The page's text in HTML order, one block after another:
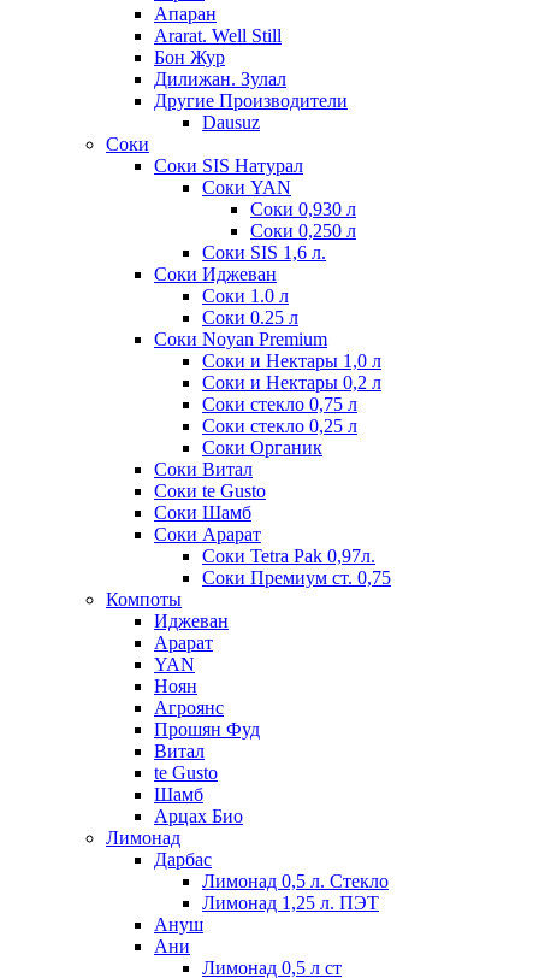
Апаран
Ararat. Well Still
Бон Жур
Дилижан. Зулал
Другие Производители
Dausuz
Соки
Соки SIS Натурал
Соки YAN
Соки 0,930 л
Соки 0,250 л
Соки SIS 1,6 л.
Соки Иджеван
Соки 1.0 л
Соки 0.25 л
Соки Noyan Premium
Соки и Нектары 1,0 л
Соки и Нектары 0,2 л
Соки стекло 0,75 л
Соки стекло 0,25 л
Соки Органик
Соки Витал
Соки te Gusto
Соки Шамб
Соки Арарат
Соки Tetra Pak 0,97л.
Соки Премиум ст. 0,75
Компоты
Иджеван
Арарат
YAN
Ноян
Агроянс
Прошян Фуд
Витал
te Gusto
Шамб
Арцах Био
Лимонад
Дарбас
Лимонад 0,5 л. Стекло
Лимонад 1,25 л. ПЭТ
Ануш
Ани
Лимонад 0,5 л ст